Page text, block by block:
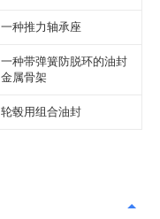
一种推力轴承座
一种带弹簧防脱环的油封
金属骨架
轮毂用组合油封